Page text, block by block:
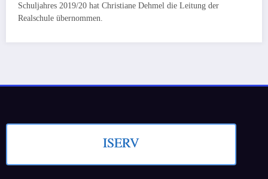
Schuljahres 2019/20 hat Christiane Dehmel die Leitung der
Realschule übernommen.
ISERV